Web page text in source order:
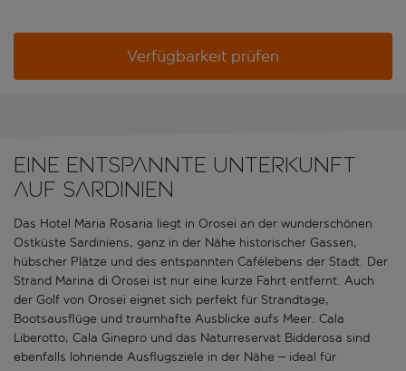
Verfügbarkeit prüfen
Eine entspannte Unterkunft
auf Sardinien
Das Hotel Maria Rosaria liegt in Orosei an der wunderschönen
Ostküste Sardiniens, ganz in der Nähe historischer Gassen,
hübscher Plätze und des entspannten Cafélebens der Stadt. Der
Strand Marina di Orosei ist nur eine kurze Fahrt entfernt. Auch
der Golf von Orosei eignet sich perfekt für Strandtage,
Bootsausflüge und traumhafte Ausblicke aufs Meer. Cala
Liberotto, Cala Ginepro und das Naturreservat Bidderosa sind
ebenfalls lohnende Ausflugsziele in der Nähe – ideal für